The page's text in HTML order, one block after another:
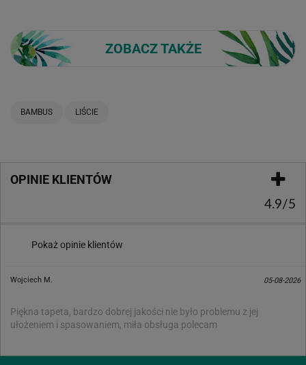
ZOBACZ TAKŻE
BAMBUS LIŚCIE
OPINIE KLIENTÓW
4.9/5
Pokaż opinie klientów
Wojciech M. 05-08-2026
Piękna tapeta, bardzo dobrej jakości nie było problemu z jej
ułożeniem i spasowaniem, miła obsługa polecam